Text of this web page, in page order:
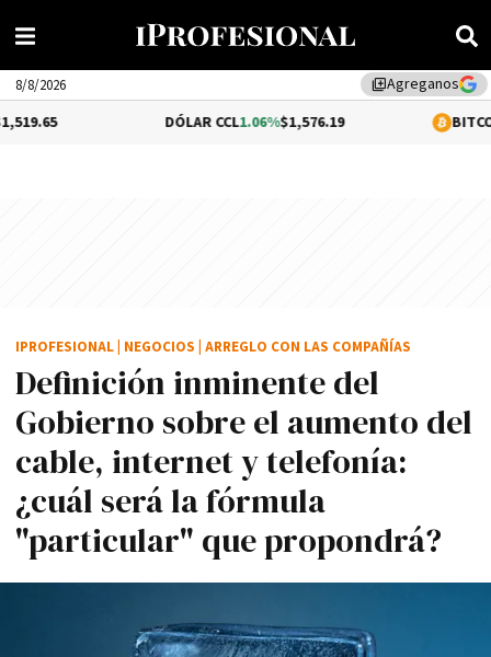
library_addAgreganos
8/8/2026
1.06%$1,576.19 0.26%
Definición inminente del
Gobierno sobre el aumento del
cable, internet y telefonía:
¿cuál será la fórmula
"particular" que propondrá?
IPROFESIONAL NEGOCIOS ARREGLO CON LAS COMPAÑÍAS